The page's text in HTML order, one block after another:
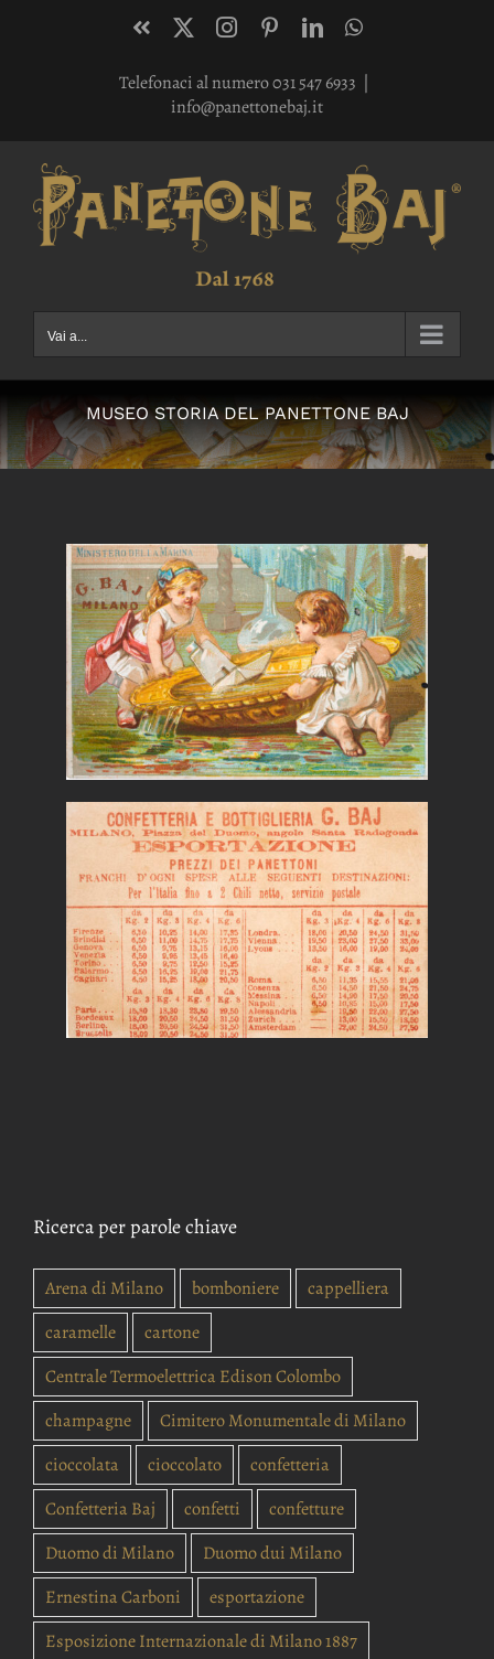
Facebook
X InstagramPinterestLinkedInWhatsApp
Telefonaci al numero 031 547 6933 |
info@panettonebaj.it
Vai a...
MUSEO STORIA DEL PANETTONE BAJ
Ricerca per parole chiave
Arena di Milano bomboniere
cappelliera
caramelle
cartone
Centrale Termoelettrica Edison Colombo
champagne
Cimitero Monumentale di Milano
cioccolata
cioccolato
confetteria
Confetteria Baj
confetti
confetture
Duomo di Milano
Duomo dui Milano
Ernestina Carboni
esportazione
Esposizione Internazionale di Milano 1887